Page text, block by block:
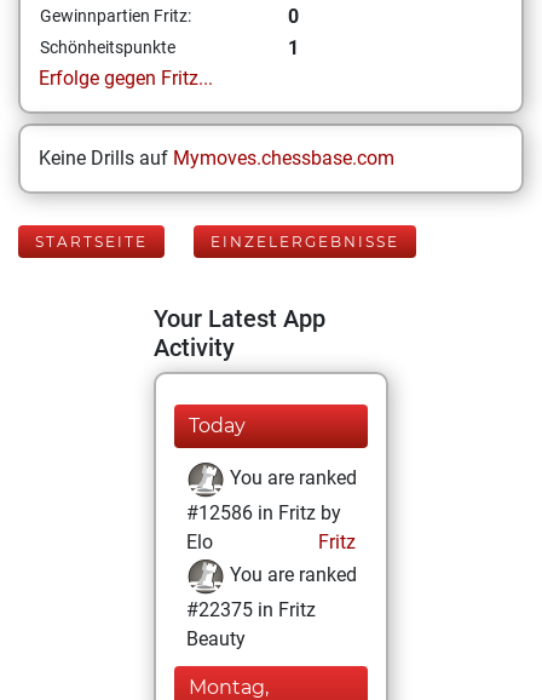
Gewinnpartien Fritz: 0
Schönheitspunkte
1
Erfolge gegen Fritz...
Keine Drills auf Mymoves.chessbase.com
STARTSEITE EINZELERGEBNISSE
Your Latest App
Activity
Today
You are ranked
#12586 in Fritz by
Elo
Fritz
You are ranked
#22375 in Fritz
Beauty
Montag,